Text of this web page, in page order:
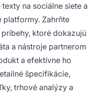
na sociálne siete a
platformy. Zahrňte
ktoré dokazujú
a nástroje partnerom
a efektívne ho
špecifikácie,
trhové analýzy a